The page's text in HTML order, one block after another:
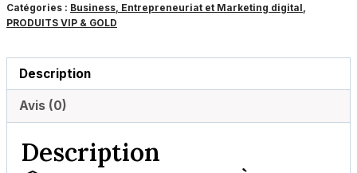
Guide
Ultime
Catégories : Business, Entrepreneuriat et Marketing digital
PRODUITS VIP & GOLD
Description
Avis (0)
Description